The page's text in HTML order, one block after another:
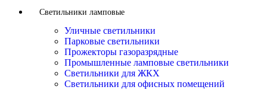
Светильники ламповые
Уличные светильники
Парковые светильники
Прожекторы газоразрядные
Промышленные ламповые светильники
Светильники для ЖКХ
Светильники для офисных помещений